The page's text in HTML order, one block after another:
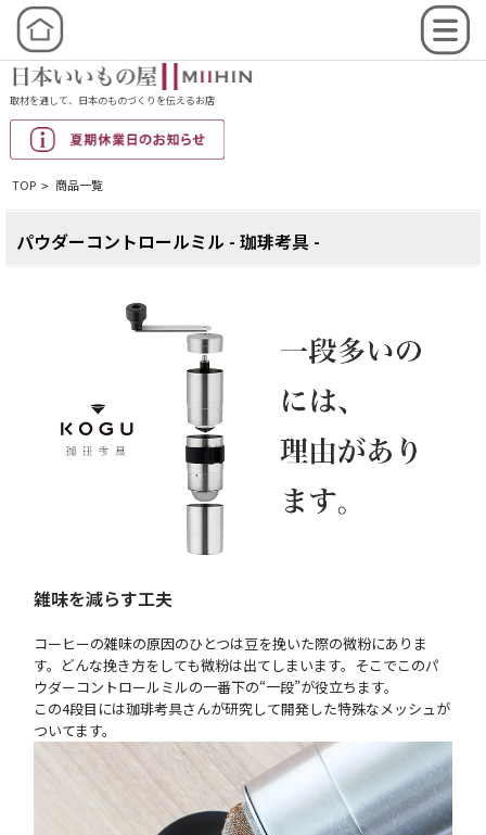
取材を通して、日本のものづくりを伝えるお店
TOP > 商品一覧
パウダーコントロールミル - 珈琲考具 -
雑味を減らす工夫
コーヒーの雑味の原因のひとつは豆を挽いた際の微粉にありま
す。どんな挽き方をしても微粉は出てしまいます。そこでこのパ
ウダーコントロールミルの一番下の“一段”が役立ちます。
この4段目には珈琲考具さんが研究して開発した特殊なメッシュが
ついてます。